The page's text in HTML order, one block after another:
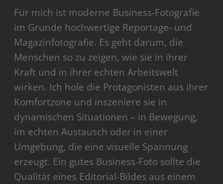
Für mich ist moderne Business-Fotografie
im Grunde hochwertige Reportage- und
Magazinfotografie. Es geht darum, die
Menschen so zu zeigen, wie sie in ihrer
Kraft und in ihrer echten Arbeitswelt
wirken. Ich hole die Protagonisten aus ihrer
Komfortzone und inszeniere sie in
dynamischen Situationen – in Bewegung,
im echten Austausch oder in einer
Umgebung, die eine visuelle Spannung
erzeugt. Ein gutes Business-Foto sollte die
Qualität eines Editorial-Bildes aus einem